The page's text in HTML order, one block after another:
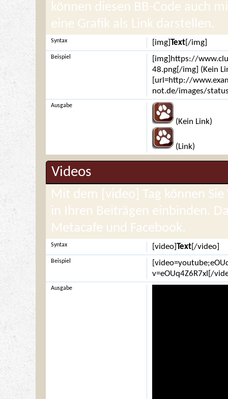
können diesen BB-Code auch
eine Grafik als Link darstellen.
[img]Text[/img]
Syntax
[img]https://
48.png[/img] (Kein
[url=http://
not.de/images/
Beispiel
(Kein Link)
(Link)
Ausgabe
Videos
Mit dem [video] Tag können
in Ihren Beiträgen einbinden.
Metacafe und Facebook.
[video]Text[/video]
Syntax
v=eOUq4Z6R7xI[/
Beispiel
Ausgabe